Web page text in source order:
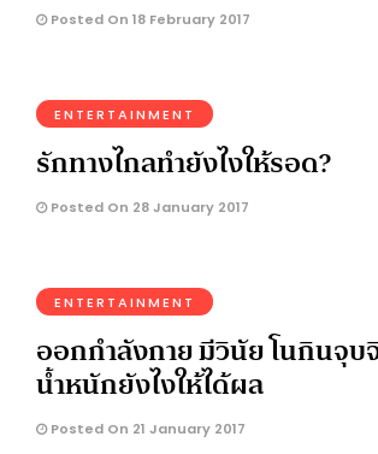
Posted On 18 February 2017
ENTERTAINMENT
รักทางไกลทำยังไงให้รอด?
Posted On 28 January 2017
ENTERTAINMENT
ออกกำลังกาย มีวินัย โนกินจุบ
น้ำหนักยังไงให้ได้ผล
Posted On 21 January 2017